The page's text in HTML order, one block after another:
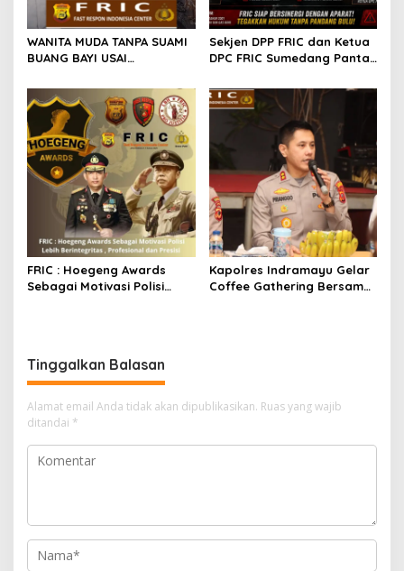
WANITA MUDA TANPA SUAMI
BUANG BAYI USAI
Sekjen DPP FRIC dan Ketua
DPC FRIC Sumedang Pantau
Ilegal di Wilayah
Sumedang, Minta APH
Bertindak Tegas
FRIC : Hoegeng Awards
Sebagai Motivasi Polisi
Kapolres Indramayu Gelar
Coffee Gathering Bersama
Tinggalkan Balasan
Alamat email Anda tidak akan dipublikasikan. Ruas yang wajib
ditandai *